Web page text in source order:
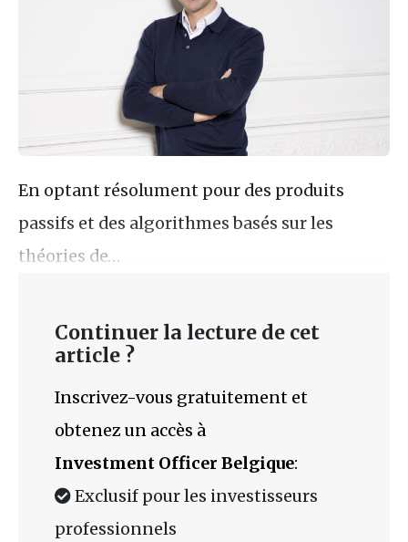
En optant résolument pour des produits
passifs et des algorithmes basés sur les
théories de…
Continuer la lecture de cet
article ?
Inscrivez-vous gratuitement et
obtenez un accès à
Investment Officer Belgique:
Exclusif pour les investisseurs
professionnels